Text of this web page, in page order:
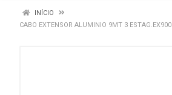
INÍCIO
CABO EXTENSOR ALUMINIO 9MT 3 ESTAG.EX900